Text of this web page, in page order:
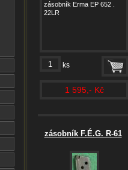
zásobník Erma EP 652 .
22LR
ks
1 595,- Kč
zásobník F.É.G. R-61